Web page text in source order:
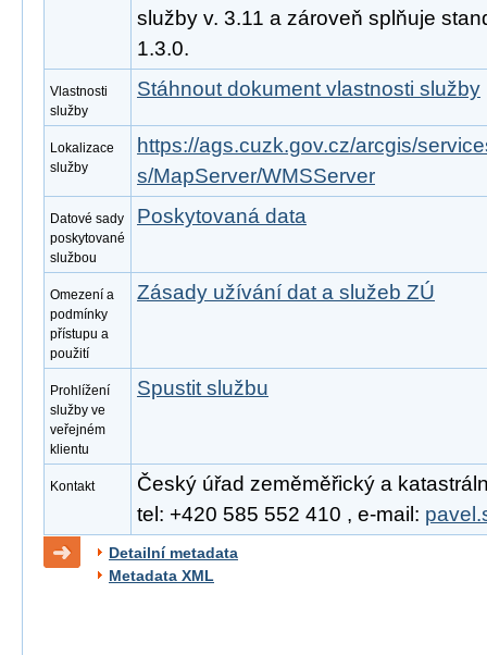
služby v. 3.11 a zároveň splňuje
1.3.0.
Vlastnosti
služby
Stáhnout dokument vlastnosti služby
Lokalizace
služby
https://ags.cuzk.gov.cz/arcgis/
s/MapServer/WMSServer
Datové sady
poskytované
službou
Poskytovaná data
Omezení a
podmínky
přístupu a
použití
Zásady užívání dat a služeb ZÚ
Prohlížení
služby ve
veřejném
klientu
Spustit službu
Kontakt
Český úřad zeměměřický a
tel: +420 585 552 410 , e-mail:
Detailní metadata
Metadata XML